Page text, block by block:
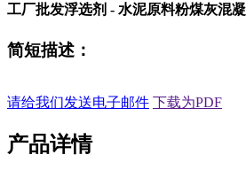
工厂批发浮选剂 - 水泥原料粉煤灰混
简短描述：
请给我们发送电子邮件 下载为PDF
产品详情